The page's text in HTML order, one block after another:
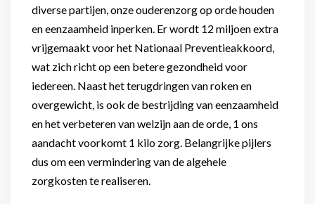
diverse partijen, onze ouderenzorg op orde houden
en eenzaamheid inperken. Er wordt 12 miljoen extra
vrijgemaakt voor het Nationaal Preventieakkoord,
wat zich richt op een betere gezondheid voor
iedereen. Naast het terugdringen van roken en
overgewicht, is ook de bestrijding van eenzaamheid
en het verbeteren van welzijn aan de orde, 1 ons
aandacht voorkomt 1 kilo zorg. Belangrijke pijlers
dus om een vermindering van de algehele
zorgkosten te realiseren.